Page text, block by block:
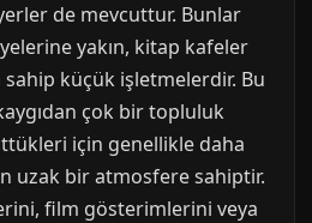
de mevcuttur. Bunlar
yakın, kitap kafeler
küçük işletmelerdir. Bu
çok bir topluluk
için genellikle daha
uzak bir atmosfere sahiptir.
film gösterimlerini veya